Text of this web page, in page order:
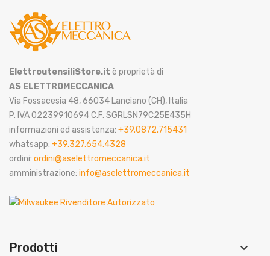
ElettroutensiliStore.it è proprietà di
AS ELETTROMECCANICA
Via Fossacesia 48, 66034 Lanciano (CH), Italia
P. IVA 02239910694 C.F. SGRLSN79C25E435H
informazioni ed assistenza: +39.0872.715431
whatsapp: +39.327.654.4328
ordini: ordini@aselettromeccanica.it
amministrazione: info@aselettromeccanica.it
Prodotti keyboard_arrow_down